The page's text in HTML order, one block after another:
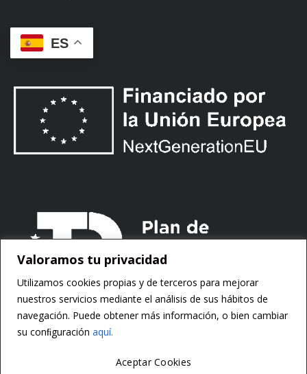
Valoramos tu privacidad
Utilizamos cookies propias y de terceros para mejorar
nuestros servicios mediante el análisis de sus hábitos de
navegación. Puede obtener más información, o bien cambiar
su conﬁguración aquí.
Aceptar Cookies
ES